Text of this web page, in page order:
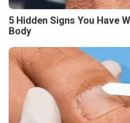
5 Hidden Signs You Have
Body